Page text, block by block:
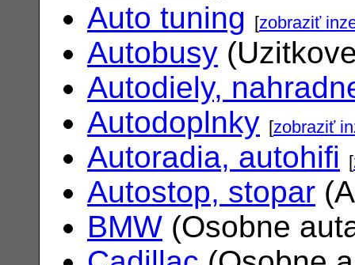
Auto tuning [zobraziť
Autobusy
Autodiely,
Autodoplnky [zobraziť
Autoradia, autohifi [
Autostop, stopar
BMW (Osobne